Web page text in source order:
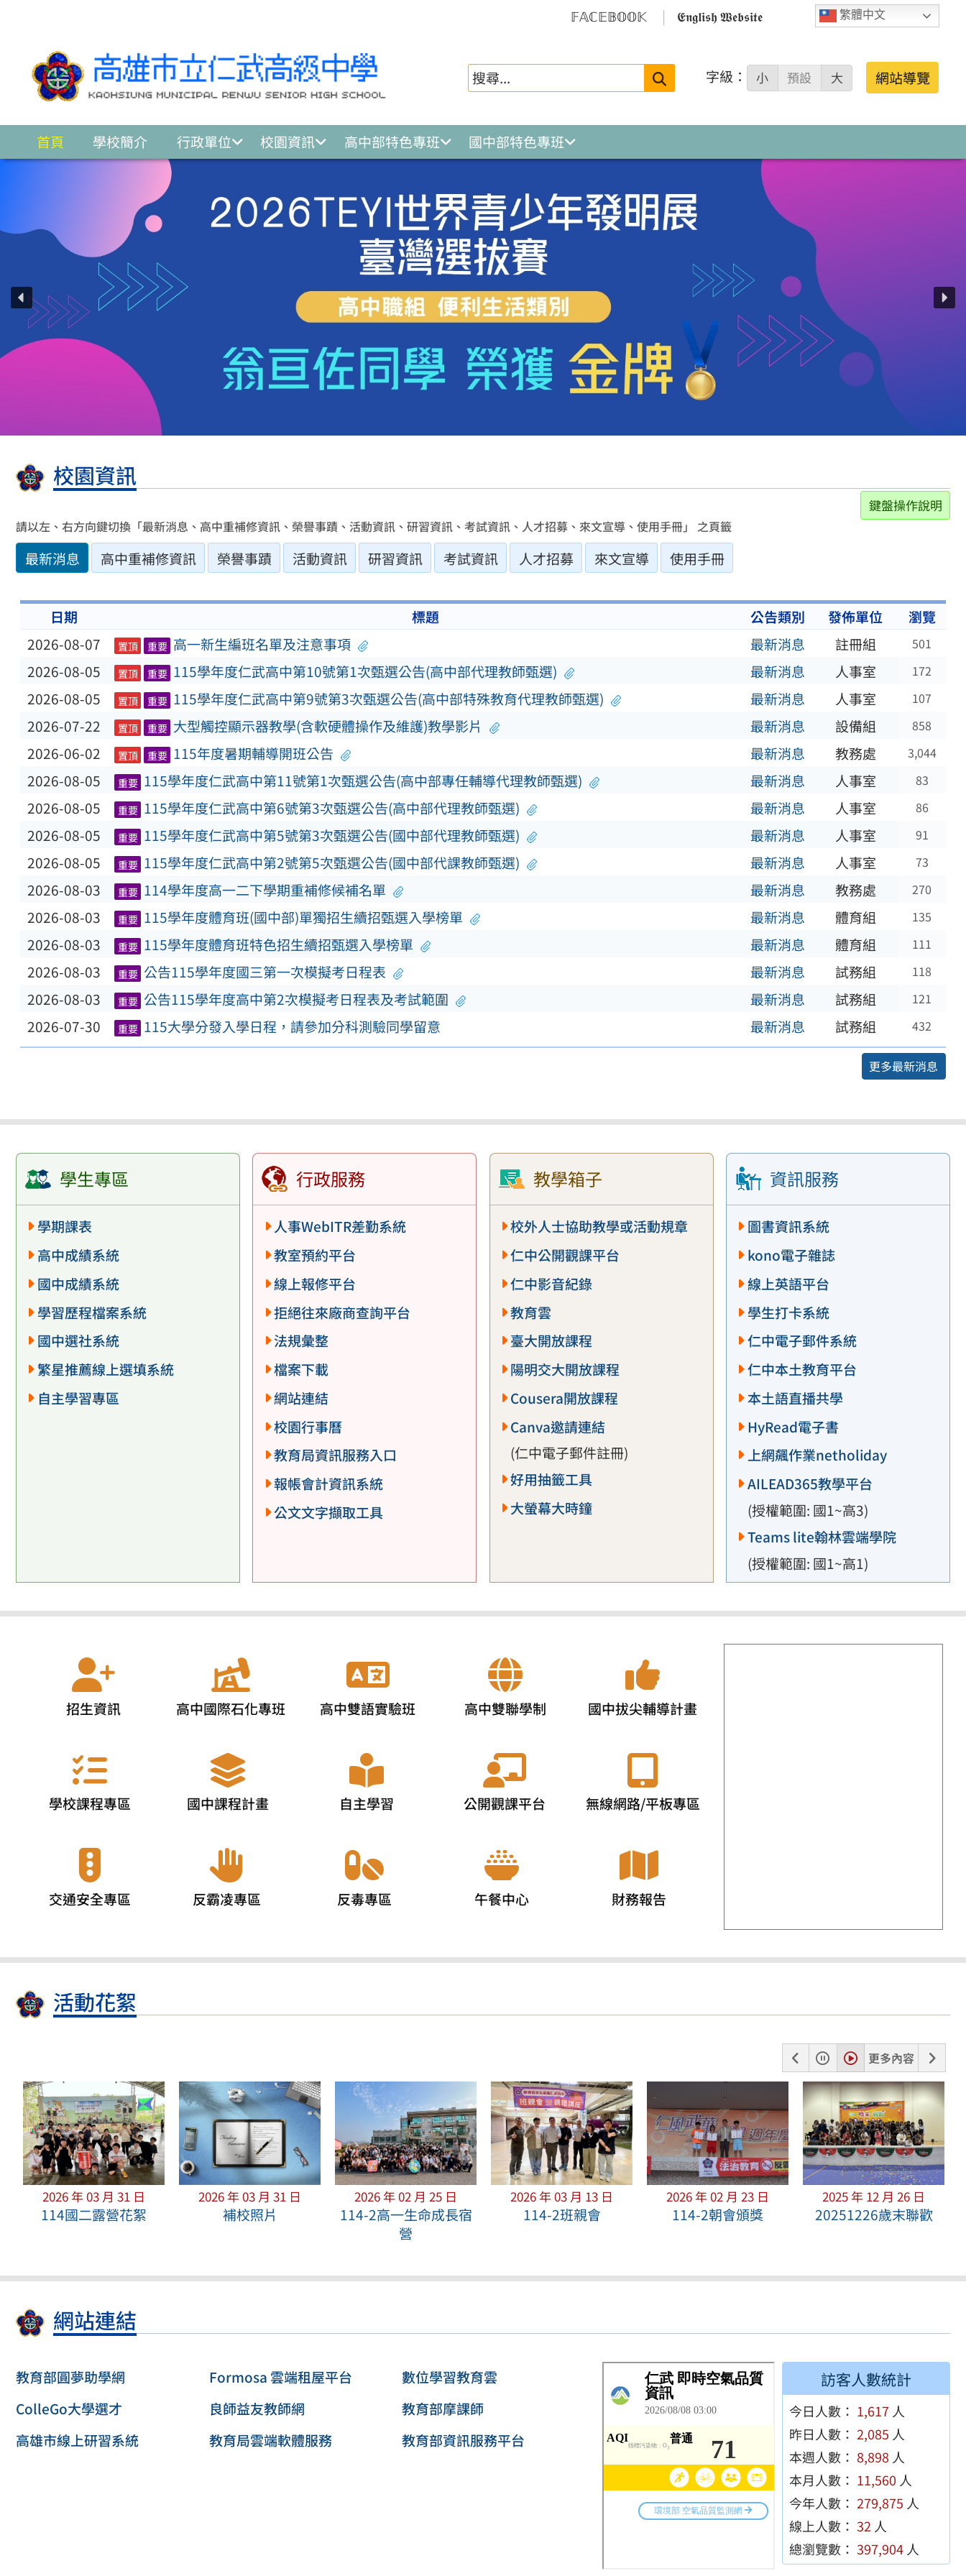
繁體中文
𝔽𝔸ℂ𝔼𝔹𝕆𝕆𝕂 𝕰𝖓𝖌𝖑𝖎𝖘𝖍 𝖂𝖊𝖇𝖘𝖎𝖙𝖊
搜
字級： 小 預設 大 網站導覽
首頁 學校簡介 行政單位 校園資訊 高中部特色專班 國中部特色專班
校園資訊
鍵盤操作說明
請以左、右方向鍵切換「最新消息、高中重補修資訊、榮譽事蹟、活動資訊、研習資訊、考試資訊、人才招募、來文宣導、使用手冊」 之頁籤
最新消息 高中重補修資訊 榮譽事蹟 活動資訊 研習資訊 考試資訊 人才招募 來文宣導 使用手冊
日期 標題 公告類別 發佈單位
瀏覽
2026-08-07
置頂 重要 高一新生編班名單及注意事項 最新消息 註冊組 501
2026-08-05 置頂 重要 115學年度仁武高中第10號第1次甄選公告(高中部代理教師甄選) 最新消息 人事室 172
2026-08-05 置頂 重要 115學年度仁武高中第9號第3次甄選公告(高中部特殊教育代理教師甄選) 最新消息 人事室 107
2026-07-22 置頂 重要 大型觸控顯示器教學(含軟硬體操作及維護)教學影片 最新消息 設備組 858
2026-06-02 置頂 重要 115年度暑期輔導開班公告 最新消息 教務處 3,044
2026-08-05 重要 115學年度仁武高中第11號第1次甄選公告(高中部專任輔導代理教師甄選) 最新消息 人事室 83
2026-08-05 重要 115學年度仁武高中第6號第3次甄選公告(高中部代理教師甄選) 最新消息 人事室 86
2026-08-05 重要 115學年度仁武高中第5號第3次甄選公告(國中部代理教師甄選) 最新消息 人事室 91
2026-08-05 重要 115學年度仁武高中第2號第5次甄選公告(國中部代課教師甄選) 最新消息 人事室 73
2026-08-03 重要 114學年度高一二下學期重補修候補名單 最新消息 教務處 270
2026-08-03 重要 115學年度體育班(國中部)單獨招生續招甄選入學榜單 最新消息 體育組 135
2026-08-03 重要 115學年度體育班特色招生續招甄選入學榜單 最新消息 體育組 111
2026-08-03 重要 公告115學年度國三第一次模擬考日程表 最新消息 試務組 118
2026-08-03 重要 公告115學年度高中第2次模擬考日程表及考試範圍 最新消息 試務組 121
2026-07-30 重要 115大學分發入學日程，請參加分科測驗同學留意 最新消息 試務組 432
更多最新消息
學生專區
學期課表
高中成績系統
國中成績系統
學習歷程檔案系統
國中選社系統
繁星推薦線上選填系統
自主學習專區
行政服務
人事WebITR差勤系統
教室預約平台
線上報修平台
拒絕往來廠商查詢平台
法規彙整
檔案下載
網站連結
校園行事曆
教育局資訊服務入口
報帳會計資訊系統
公文文字擷取工具
教學箱子
校外人士協助教學或活動規章
仁中公開觀課平台
仁中影音紀錄
教育雲
臺大開放課程
陽明交大開放課程
Cousera開放課程
Canva邀請連結
(仁中電子郵件註冊)
好用抽籤工具
大螢幕大時鐘
資訊服務
圖書資訊系統
kono電子雜誌
線上英語平台
學生打卡系統
仁中電子郵件系統
仁中本土教育平台
本土語直播共學
HyRead電子書
上網飆作業netholiday
AILEAD365教學平台
(授權範圍: 國1~高3)
Teams lite翰林雲端學院
(授權範圍: 國1~高1)
招生資訊 高中國際石化專班 高中雙語實驗班 高中雙聯學制 國中拔尖輔導計畫
學校課程專區 國中課程計畫 自主學習 公開觀課平台 無線網路/平板專區
交通安全專區 反霸凌專區 反毒專區 午餐中心 財務報告
活動花絮
一
張
暫
停
播
放
更多內容
下
一
張
2026 年 03 月 31 日
114國二露營花絮
2026 年 03 月 31 日
補校照片
2026 年 02 月 25 日
114-2高一生命成長宿
營
2026 年 03 月 13 日
114-2班親會
2026 年 02 月 23 日
114-2朝會頒獎
2025 年 12 月 26 日
20251226歲末聯歡
網站連結
教育部圓夢助學網 Formosa 雲端租屋平台
數位學習教育雲
ColleGo大學選才
良師益友教師網
教育部摩課師
高雄市線上研習系統
教育局雲端軟體服務 教育部資訊服務平台
訪客人數統計
今日人數： 1,617 人
昨日人數： 2,085 人
本週人數： 8,898 人
本月人數： 11,560 人
今年人數： 279,875 人
線上人數： 32 人
總瀏覽數： 397,904 人